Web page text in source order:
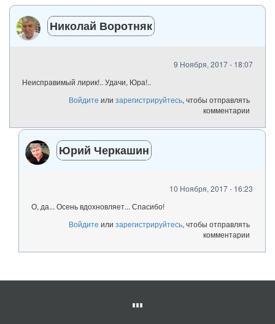
Николай Воротняк
9 Ноября, 2017 - 18:07
Неисправимый лирик!.. Удачи, Юра!..
Войдите или зарегистрируйтесь, чтобы отправлять
комментарии
Юрий Черкашин
10 Ноября, 2017 - 16:23
О, да... Осень вдохновляет... Спасибо!
Войдите или зарегистрируйтесь, чтобы отправлять
комментарии